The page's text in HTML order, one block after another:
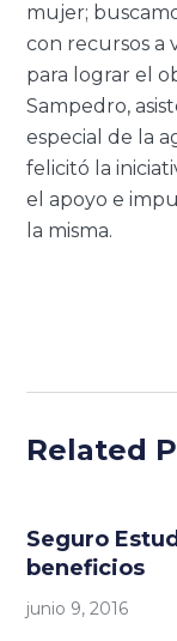
mujer;
con recursos a
para lograr el
Sampedro,
especial de la
felicitó la
el apoyo e
la misma.
Related
Seguro
beneficios
junio 9, 2016